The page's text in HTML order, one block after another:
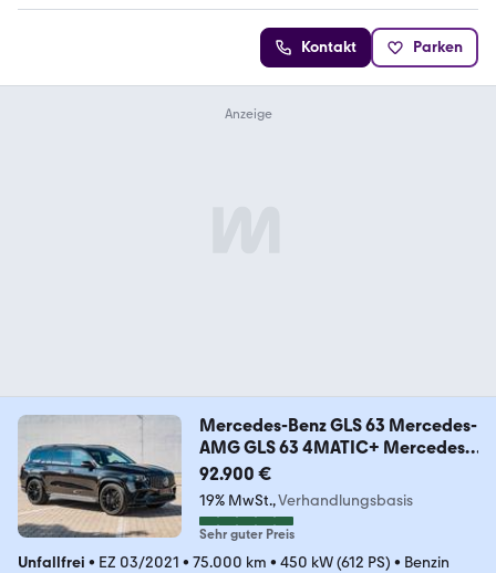
Kontakt Parken
Mercedes-Benz GLS 63 Mercedes-
AMG GLS 63 4MATIC+ Mercedes-
AMG
92.900 €
19% MwSt. Verhandlungsbasis
Sehr guter Preis
Unfallfrei • EZ 03/2021 • 75.000 km • 450 kW (612 PS) • Benzin